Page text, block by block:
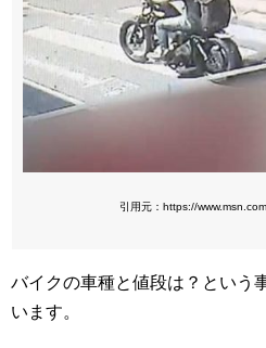
引用元：https://
バイクの車種と値段は？という
います。